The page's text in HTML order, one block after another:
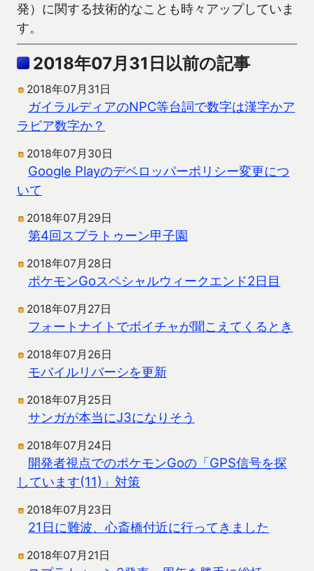
発）に関する技術的なことも時々アップしていま
す。
2018年07月31日以前の記事
2018年07月31日
ガイラルディアのNPC等台詞で数字は漢字かア
ラビア数字か？
2018年07月30日
Google Playのデベロッパーポリシー変更につ
いて
2018年07月29日
第4回スプラトゥーン甲子園
2018年07月28日
ポケモンGoスペシャルウィークエンド2日目
2018年07月27日
フォートナイトでボイチャが聞こえてくるとき
2018年07月26日
モバイルリバーシを更新
2018年07月25日
サンガが本当にJ3になりそう
2018年07月24日
開発者視点でのポケモンGoの「GPS信号を探
しています(11)」対策
2018年07月23日
21日に難波、心斎橋付近に行ってきました
2018年07月21日